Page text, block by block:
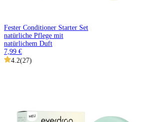
Fester Conditioner Starter Set
natürliche Pflege mit
natürlichem Duft
7,99 €
4.2(27)